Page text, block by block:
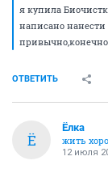
я купила
написано нанести
ОТВЕТИТЬ
Ё
Ёлка
жить
12 июля